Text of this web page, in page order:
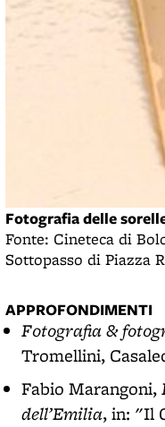
Fotografia delle
Fonte: Cineteca di
Sottopasso di Piazza
APPROFONDIMENTI
Fotografia &
Tromellini,
Fabio Marangoni,
dell’Emilia, in: "Il